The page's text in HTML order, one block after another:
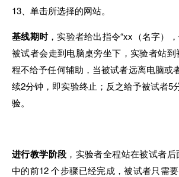
13、单击所选择的网站。
基线期时，实验者给出指令“xx（名字），
被试者会走到电脑桌旁坐下，实验者站
程不给予任何辅助，当被试者远离电脑或
续2分钟，即实验终止；反之给予被试者5
验。
进行教学阶段 ，实验者全程站在被试者
中的前12 个步骤已经完成，被试者只需